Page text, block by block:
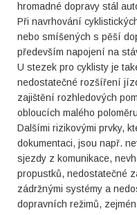
hromadné dopravy stál
Při navrhování
nebo smíšených s pěší
především napojení na
U stezek pro cyklisty je
nedostatečné rozšíření
zajištění rozhledových
obloucích malého
Dalšími rizikovými prvky,
dokumentaci, jsou např.
sjezdy z komunikace,
propustků, nedostatečné
zádržnými systémy a
dopravních režimů,